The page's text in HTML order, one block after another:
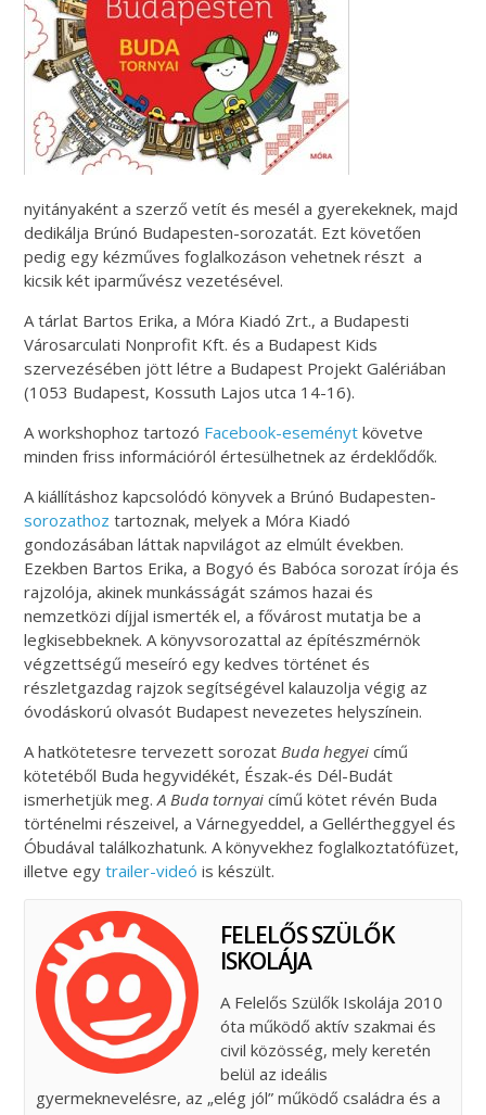
nyitányaként a szerző vetít és mesél a gyerekeknek, majd
dedikálja Brúnó Budapesten-sorozatát. Ezt követően
pedig egy kézműves foglalkozáson vehetnek részt a
kicsik két iparművész vezetésével.
A tárlat Bartos Erika, a Móra Kiadó Zrt., a Budapesti
Városarculati Nonprofit Kft. és a Budapest Kids
szervezésében jött létre a Budapest Projekt Galériában
(1053 Budapest, Kossuth Lajos utca 14-16).
A workshophoz tartozó Facebook-eseményt követve
minden friss információról értesülhetnek az érdeklődők.
A kiállításhoz kapcsolódó könyvek a Brúnó Budapesten-
sorozathoz tartoznak, melyek a Móra Kiadó
gondozásában láttak napvilágot az elmúlt években.
Ezekben Bartos Erika, a Bogyó és Babóca sorozat írója és
rajzolója, akinek munkásságát számos hazai és
nemzetközi díjjal ismerték el, a fővárost mutatja be a
legkisebbeknek. A könyvsorozattal az építészmérnök
végzettségű meseíró egy kedves történet és
részletgazdag rajzok segítségével kalauzolja végig az
óvodáskorú olvasót Budapest nevezetes helyszínein.
A hatkötetesre tervezett sorozatBuda hegyei című
kötetéből Buda hegyvidékét, Észak-és Dél-Budát
ismerhetjük meg.A Buda tornyai című kötet révén Buda
történelmi részeivel, a Várnegyeddel, a Gellértheggyel és
Óbudával találkozhatunk. A könyvekhez foglalkoztatófüzet,
illetve egytrailer-videó is készült.
FELELŐS SZÜLŐK
ISKOLÁJA
A Felelős Szülők Iskolája 2010
óta működő aktív szakmai és
civil közösség, mely keretén
belül az ideális
gyermeknevelésre, az „elég jól” működő családra és a